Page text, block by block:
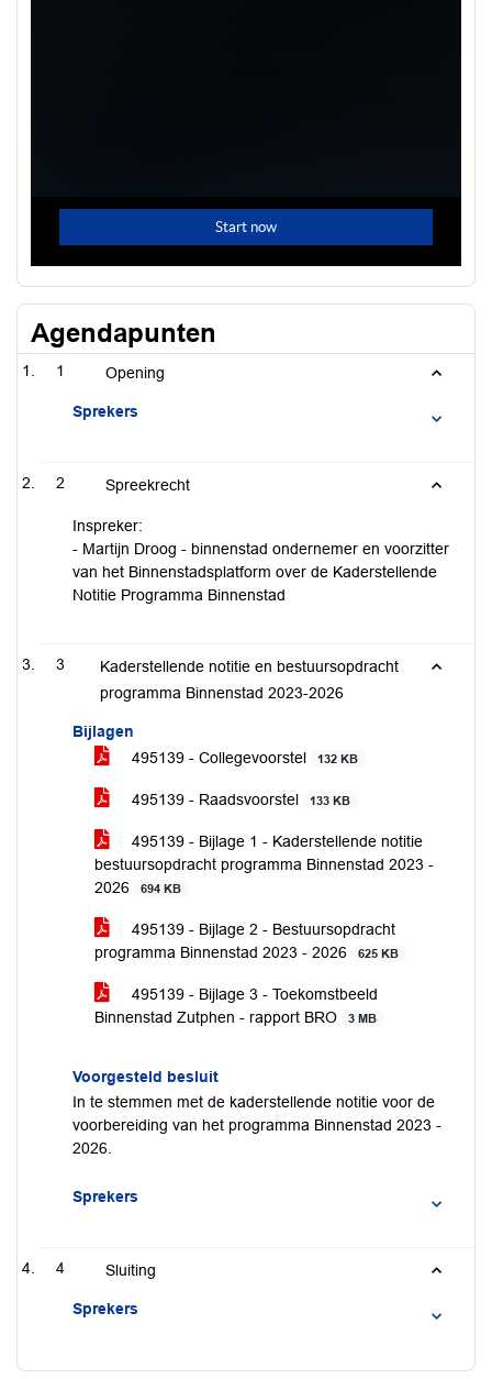
Agendapunten
1 Opening
Sprekers
2 Spreekrecht
Inspreker:
- Martijn Droog - binnenstad ondernemer en voorzitter
van het Binnenstadsplatform over de Kaderstellende
Notitie Programma Binnenstad
3
Kaderstellende notitie en bestuursopdracht
programma Binnenstad 2023-2026
Bijlagen
495139 - Collegevoorstel
132 KB
495139 - Raadsvoorstel 133 KB
495139 - Bijlage 1 - Kaderstellende notitie
bestuursopdracht programma Binnenstad 2023 -
2026
694 KB
495139 - Bijlage 2 - Bestuursopdracht
programma Binnenstad 2023 - 2026
625 KB
495139 - Bijlage 3 - Toekomstbeeld
Binnenstad Zutphen - rapport BRO
3 MB
Voorgesteld besluit
In te stemmen met de kaderstellende notitie voor de
voorbereiding van het programma Binnenstad 2023 -
2026.
Sprekers
4 Sluiting
Sprekers